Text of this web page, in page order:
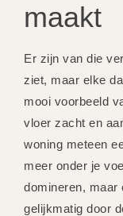
maakt
Er zijn van die
ziet, maar elke
mooi voorbeeld
vloer zacht en
woning meteen
meer onder je
domineren, maar
gelijkmatig door